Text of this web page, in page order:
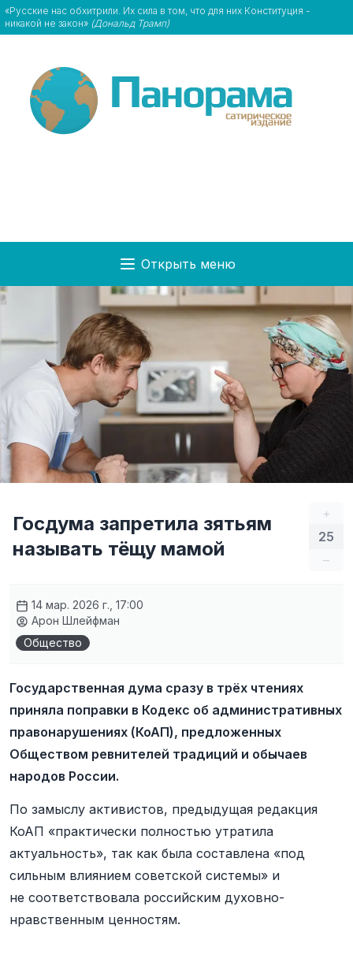
«Русские нас обхитрили. Их сила в том, что для них Конституция -
никакой не закон» (Дональд Трамп)
Открыть меню
+
25
–
Госдума запретила зятьям
называть тёщу мамой
14 мар. 2026 г., 17:00
Арон Шлейфман
Общество
Государственная дума сразу в трёх чтениях
приняла поправки в Кодекс об административных
правонарушениях (КоАП), предложенных
Обществом ревнителей традиций и обычаев
народов России.
По замыслу активистов, предыдущая редакция
КоАП «практически полностью утратила
актуальность», так как была составлена «под
сильным влиянием советской системы» и
не соответствовала российским духовно-
нравственным ценностям.